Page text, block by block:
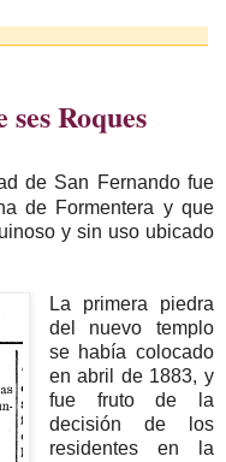
Roques
de San Fernando fue
de Formentera y que
y sin uso ubicado
La primera piedra
del nuevo templo
se había colocado
en abril de 1883, y
fue fruto de la
decisión de los
residentes en la